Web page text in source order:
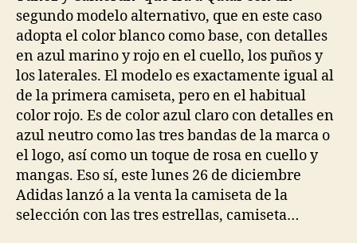
segundo modelo alternativo, que en este caso
adopta el color blanco como base, con detalles
en azul marino y rojo en el cuello, los puños y
los laterales. El modelo es exactamente igual al
de la primera camiseta, pero en el habitual
color rojo. Es de color azul claro con detalles en
azul neutro como las tres bandas de la marca o
el logo, así como un toque de rosa en cuello y
mangas. Eso sí, este lunes 26 de diciembre
Adidas lanzó a la venta la camiseta de la
selección con las tres estrellas, camiseta…